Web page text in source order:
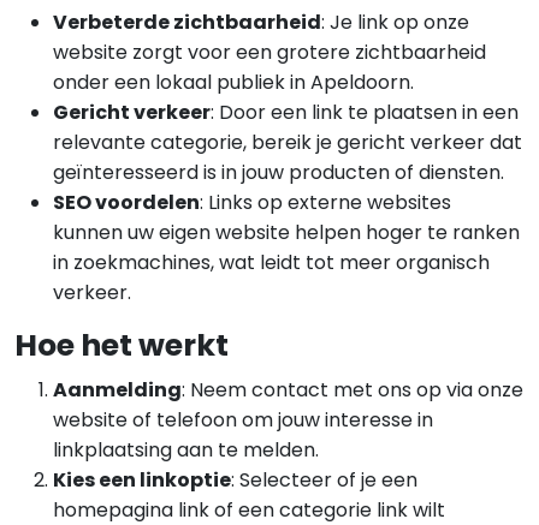
Verbeterde zichtbaarheid: Je link op onze
website zorgt voor een grotere zichtbaarheid
onder een lokaal publiek in Apeldoorn.
Gericht verkeer: Door een link te plaatsen in een
relevante categorie, bereik je gericht verkeer dat
geïnteresseerd is in jouw producten of diensten.
SEO voordelen: Links op externe websites
kunnen uw eigen website helpen hoger te ranken
in zoekmachines, wat leidt tot meer organisch
verkeer.
Hoe het werkt
Aanmelding: Neem contact met ons op via onze
website of telefoon om jouw interesse in
linkplaatsing aan te melden.
Kies een linkoptie: Selecteer of je een
homepagina link of een categorie link wilt